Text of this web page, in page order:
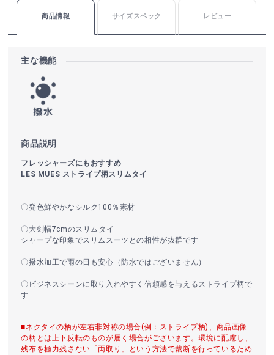
商品情報 サイズスペック レビュー
主な機能
商品説明
フレッシャーズにもおすすめ
LES MUES ストライプ柄スリムタイ
〇発色鮮やかなシルク100％素材
〇大剣幅7cmのスリムタイ
シャープな印象でスリムスーツとの相性が抜群です
〇撥水加工で雨の日も安心（防水ではございません）
〇ビジネスシーンに取り入れやすく信頼感を与えるストライプ柄で
す
■ネクタイの柄が左右非対称の場合(例：ストライプ柄)、商品画像
の柄とは上下反転のものが届く場合がございます。環境に配慮し、
残布を極力残さない「両取り」という方法で裁断を行っているため